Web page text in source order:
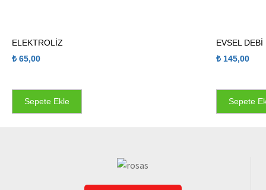
ELEKTROLİZ
₺ 65,00
Sepete Ekle
EVSEL
₺ 145,00
Sepete